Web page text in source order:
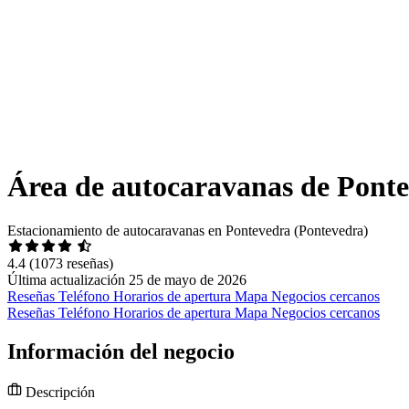
Área de autocaravanas de
Estacionamiento de autocaravanas en Pontevedra (Pontevedra)
4.4 (1073 reseñas)
Última actualización 25 de mayo de 2026
Reseñas Teléfono Horarios de apertura Mapa Negocios cercanos
Reseñas Teléfono Horarios de apertura Mapa Negocios cercanos
Información del negocio
Descripción